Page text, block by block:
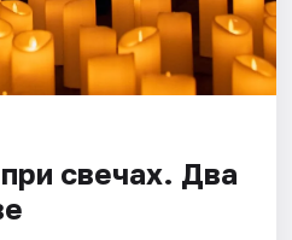
свечах. Два